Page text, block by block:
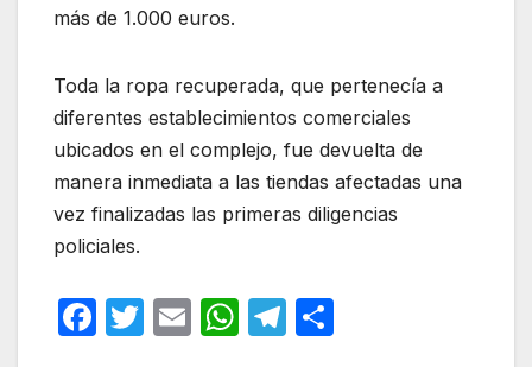
más de 1.000 euros.
Toda la ropa recuperada, que pertenecía a
diferentes establecimientos comerciales
ubicados en el complejo, fue devuelta de
manera inmediata a las tiendas afectadas una
vez finalizadas las primeras diligencias
policiales.
F
T
E
W T